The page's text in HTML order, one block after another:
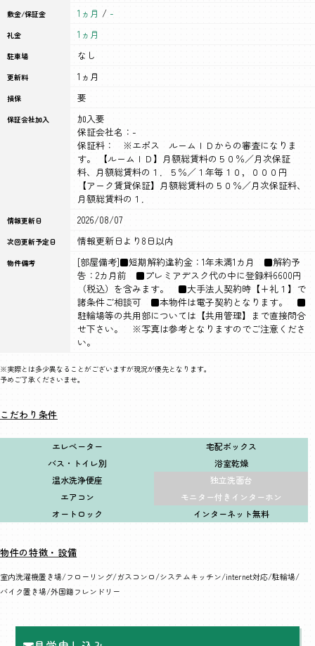
※実際とは多少異なることがございますが現況が優先となります。
予めご了承くださいませ。
敷金/保証金 1ヵ月 / -
礼金 1ヵ月
駐車場 なし
更新料 1ヵ月
損保 要
保証会社加入
加入要
保証会社名：-
保証料： ※エポス ルームＩＤからの審査になりま
す。 【ルームＩＤ】月額総賃料の５０％／月次保証
料、月額総賃料の１．５％／１年毎１０，０００円
【アーク賃貸保証】月額総賃料の５０％／月次保証料、
月額総賃料の１．
情報更新日 2026/08/07
次回更新予定日 情報更新日より8日以内
物件備考
[部屋備考]■短期解約違約金：1年未満1カ月 ■解約予
告：2カ月前 ■プレミアデスク代の中に登録料6600円
（税込）を含みます。 ■大手法人契約時【+礼１】で
諸条件ご相談可 ■本物件は電子契約となります。 ■
駐輪場等の共用部については【共用管理】まで直接問合
せ下さい。 ※写真は参考となりますのでご注意くださ
い。
こだわり条件
エレベーター
宅配ボックス
バス・トイレ別
浴室乾燥
温水洗浄便座
独立洗面台
エアコン
モニター付きインターホン
オートロック
インターネット無料
物件の特徴・設備
室内洗濯機置き場 フローリング ガスコンロ システムキッチン internet対応 駐輪場
バイク置き場 外国籍フレンドリー